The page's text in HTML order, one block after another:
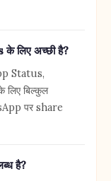
के लिए अच्छी है?
Status,
बिल्कुल
पर share
है?